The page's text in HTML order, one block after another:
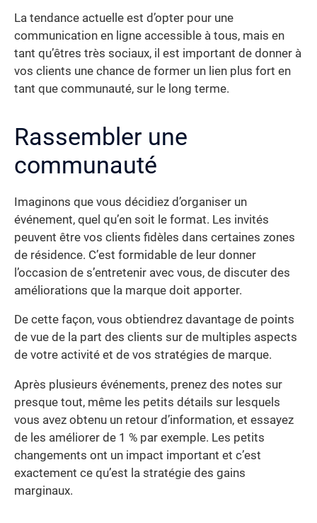
La tendance actuelle est d’opter pour une
communication en ligne accessible à tous, mais en
tant qu’êtres très sociaux, il est important de donner à
vos clients une chance de former un lien plus fort en
tant que communauté, sur le long terme.
Rassembler une
communauté
Imaginons que vous décidiez d’organiser un
événement, quel qu’en soit le format. Les invités
peuvent être vos clients fidèles dans certaines zones
de résidence. C’est formidable de leur donner
l’occasion de s’entretenir avec vous, de discuter des
améliorations que la marque doit apporter.
De cette façon, vous obtiendrez davantage de points
de vue de la part des clients sur de multiples aspects
de votre activité et de vos stratégies de marque.
Après plusieurs événements, prenez des notes sur
presque tout, même les petits détails sur lesquels
vous avez obtenu un retour d’information, et essayez
de les améliorer de 1 % par exemple. Les petits
changements ont un impact important et c’est
exactement ce qu’est la stratégie des gains
marginaux.